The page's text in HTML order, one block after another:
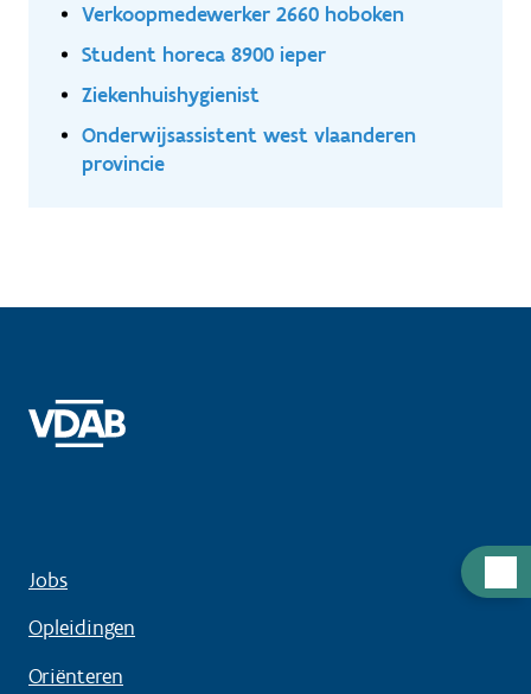
Verkoopmedewerker 2660 hoboken
Student horeca 8900 ieper
Ziekenhuishygienist
Onderwijsassistent west vlaanderen
provincie
Jobs
Opleidingen
Oriënteren